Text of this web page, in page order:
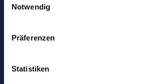
Notwendig
Präferenzen
Statistiken